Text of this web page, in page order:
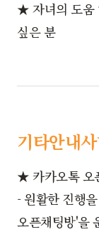
★ 자녀의 도움
싶은 분
기타안내
★ 카카오톡 오
- 원활한 진행
오픈채팅방'을